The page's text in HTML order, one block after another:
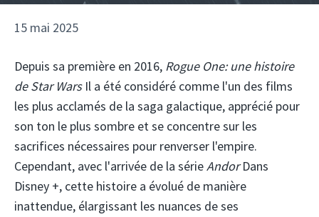
15 mai 2025
Depuis sa première en 2016, Rogue One: une histoire
de Star WarsIl a été considéré comme l'un des films
les plus acclamés de la saga galactique, apprécié pour
son ton le plus sombre et se concentre sur les
sacrifices nécessaires pour renverser l'empire.
Cependant, avec l'arrivée de la sérieAndorDans
Disney +, cette histoire a évolué de manière
inattendue, élargissant les nuances de ses